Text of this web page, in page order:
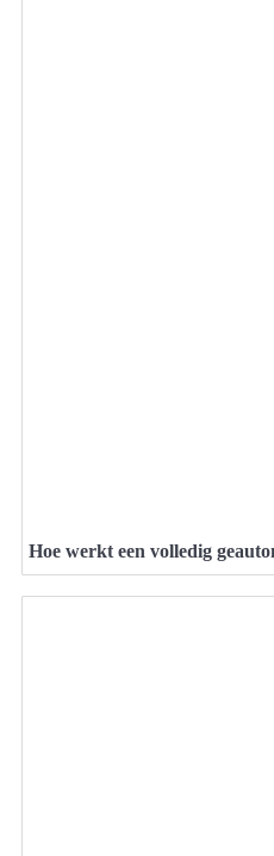
Hoe werkt een volledig